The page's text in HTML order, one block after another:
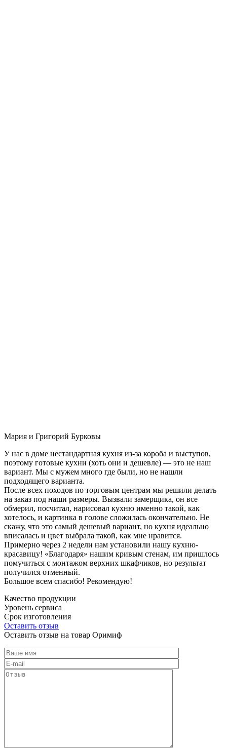
Мария и Григорий Бурковы
У нас в доме нестандартная кухня из-за короба и выступов,
поэтому готовые кухни (хоть они и дешевле) — это не наш
вариант. Мы с мужем много где были, но не нашли
подходящего варианта.
После всех походов по торговым центрам мы решили делать
на заказ под наши размеры. Вызвали замерщика, он все
обмерил, посчитал, нарисовал кухню именно такой, как
хотелось, и картинка в голове сложилась окончательно. Не
скажу, что это самый дешевый вариант, но кухня идеально
вписалась и цвет выбрала такой, как мне нравится.
Примерно через 2 недели нам установили нашу кухню-
красавицу! «Благодаря» нашим кривым стенам, им пришлось
помучиться с монтажом верхних шкафчиков, но результат
получился отменный.
Большое всем спасибо! Рекомендую!
Качество продукции
Уровень сервиса
Срок изготовления
Оставить отзыв
Оставить отзыв на товар Оримиф